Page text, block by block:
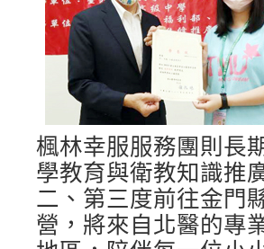
楓林幸服服務團則長
學教育與衛教知識推
二、第三度前往金門
營，將來自北醫的專